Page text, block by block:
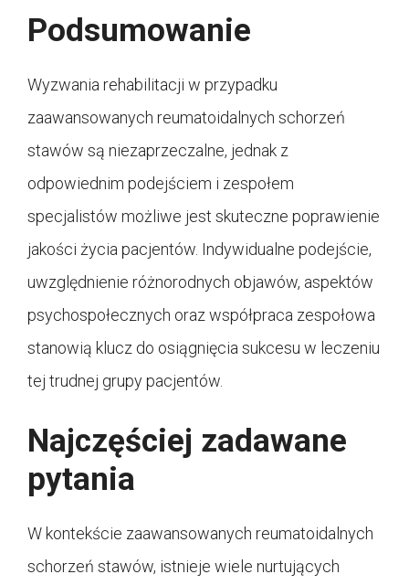
Podsumowanie
Wyzwania rehabilitacji w przypadku
zaawansowanych reumatoidalnych schorzeń
stawów są niezaprzeczalne, jednak z
odpowiednim podejściem i zespołem
specjalistów możliwe jest skuteczne poprawienie
jakości życia pacjentów. Indywidualne podejście,
uwzględnienie różnorodnych objawów, aspektów
psychospołecznych oraz współpraca zespołowa
stanowią klucz do osiągnięcia sukcesu w leczeniu
tej trudnej grupy pacjentów.
Najczęściej zadawane
pytania
W kontekście zaawansowanych reumatoidalnych
schorzeń stawów, istnieje wiele nurtujących